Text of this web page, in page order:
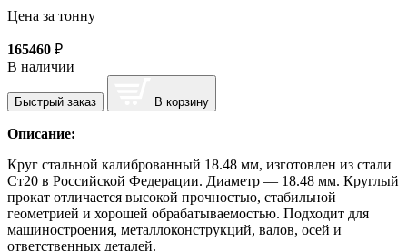
Цена за тонну
165460 ₽
В наличии
Быстрый заказ В корзину
Описание:
Круг стальной калиброванный 18.48 мм, изготовлен из стали
Ст20 в Российской Федерации. Диаметр — 18.48 мм. Круглый
прокат отличается высокой прочностью, стабильной
геометрией и хорошей обрабатываемостью. Подходит для
машиностроения, металлоконструкций, валов, осей и
ответственных деталей.